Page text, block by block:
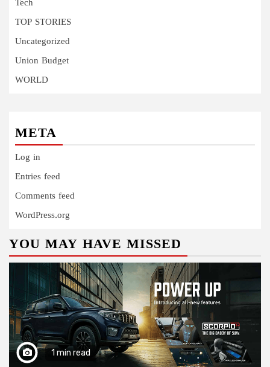
Tech
TOP STORIES
Uncategorized
Union Budget
WORLD
META
Log in
Entries feed
Comments feed
WordPress.org
YOU MAY HAVE MISSED
1 min read